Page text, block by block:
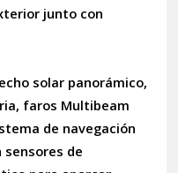
junto con
solar panorámico,
faros Multibeam
de navegación
sensores de